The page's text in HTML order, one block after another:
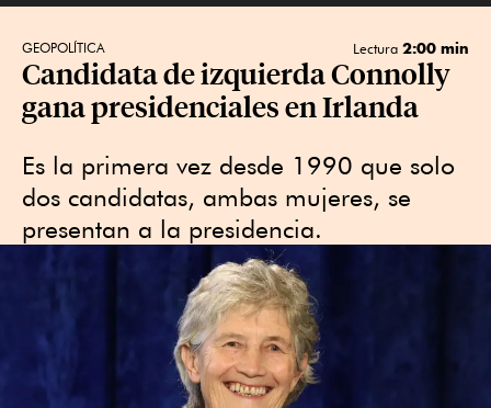
GEOPOLÍTICA Lectura 2:00 min
Candidata de izquierda Connolly
gana presidenciales en Irlanda
Es la primera vez desde 1990 que solo
dos candidatas, ambas mujeres, se
presentan a la presidencia.